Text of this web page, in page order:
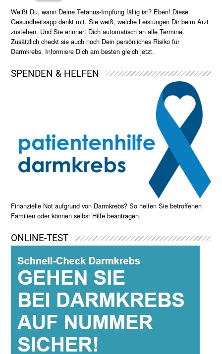
Weißt Du, wann Deine Tetanus-Impfung fällig ist? Eben! Diese
Gesundheitsapp denkt mit. Sie weiß, welche Leistungen Dir beim Arzt
zustehen. Und Sie erinnert Dich automatisch an alle Termine.
Zusätzlich checkt sie auch noch Dein persönliches Risiko für
Darmkrebs. Informiere Dich am besten gleich jetzt.
SPENDEN & HELFEN
Finanzielle Not aufgrund von Darmkrebs? So helfen Sie betroffenen
Familien oder können selbst Hilfe beantragen.
ONLINE-TEST